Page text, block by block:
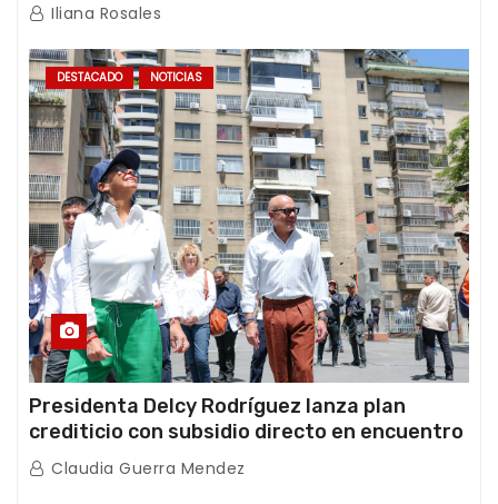
Iliana Rosales
DESTACADO NOTICIAS
Presidenta Delcy Rodríguez lanza plan
crediticio con subsidio directo en encuentro
con Juntas de Condominio
Claudia Guerra Mendez